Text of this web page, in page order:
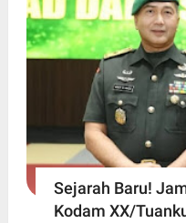
Sejarah Baru!
Kodam XX/